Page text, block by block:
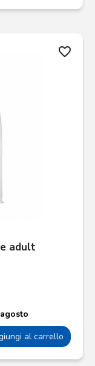
favorite_border
adult
al carrello